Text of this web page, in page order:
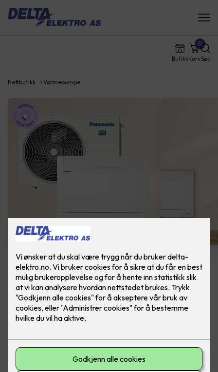
ButikkKurv
0
Søk
Nettbutikk Varmepumpe
Panasonic Varmepumpe
Gulvmodell Z25UFEA -
m/montering
Varmepumpen som har alt du trenger! Modellen
har energiklasse A++, lavt støynivå på 19dB og
innebygget Nanoe™X luft rensesystem.